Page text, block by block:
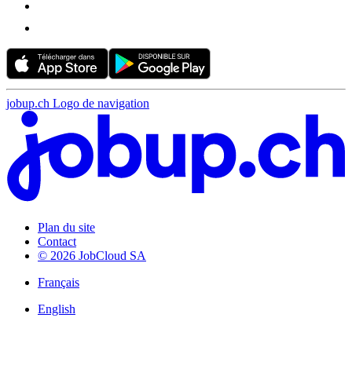
jobup.ch Logo de navigation
Plan du site
Contact
© 2026 JobCloud SA
Français
English